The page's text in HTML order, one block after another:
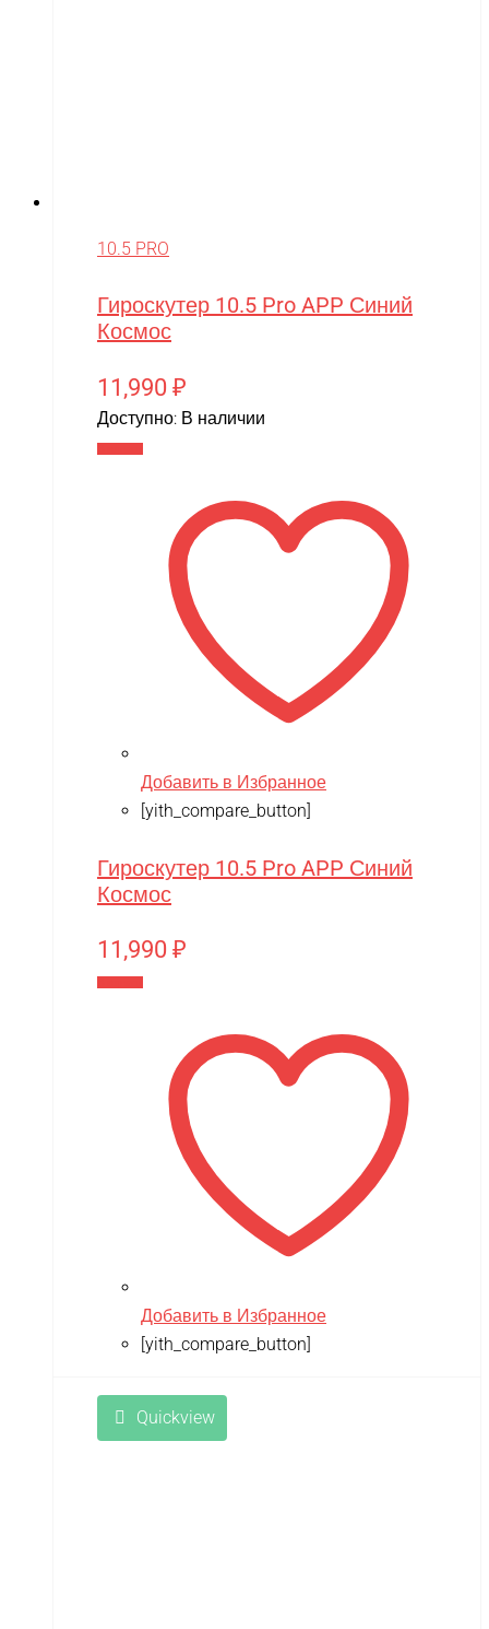
10.5 PRO
Гироскутер 10.5 Pro APP Синий
Космос
11,990 ₽
Доступно: В наличии
Добавить в Избранное
[yith_compare_button]
Гироскутер 10.5 Pro APP Синий
Космос
11,990 ₽
Добавить в Избранное
[yith_compare_button]
Quickview